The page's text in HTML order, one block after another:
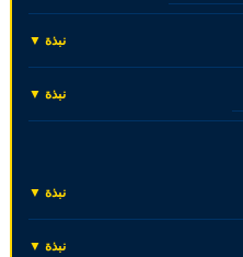
نبذة ▼
نبذة ▼
نبذة ▼
نبذة ▼